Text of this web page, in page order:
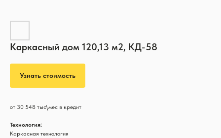
Каркасный дом 120,13 м2, КД-58
Узнать стоимость
от 30 548 тыс\мес в кредит
Технология:
Каркасная технология